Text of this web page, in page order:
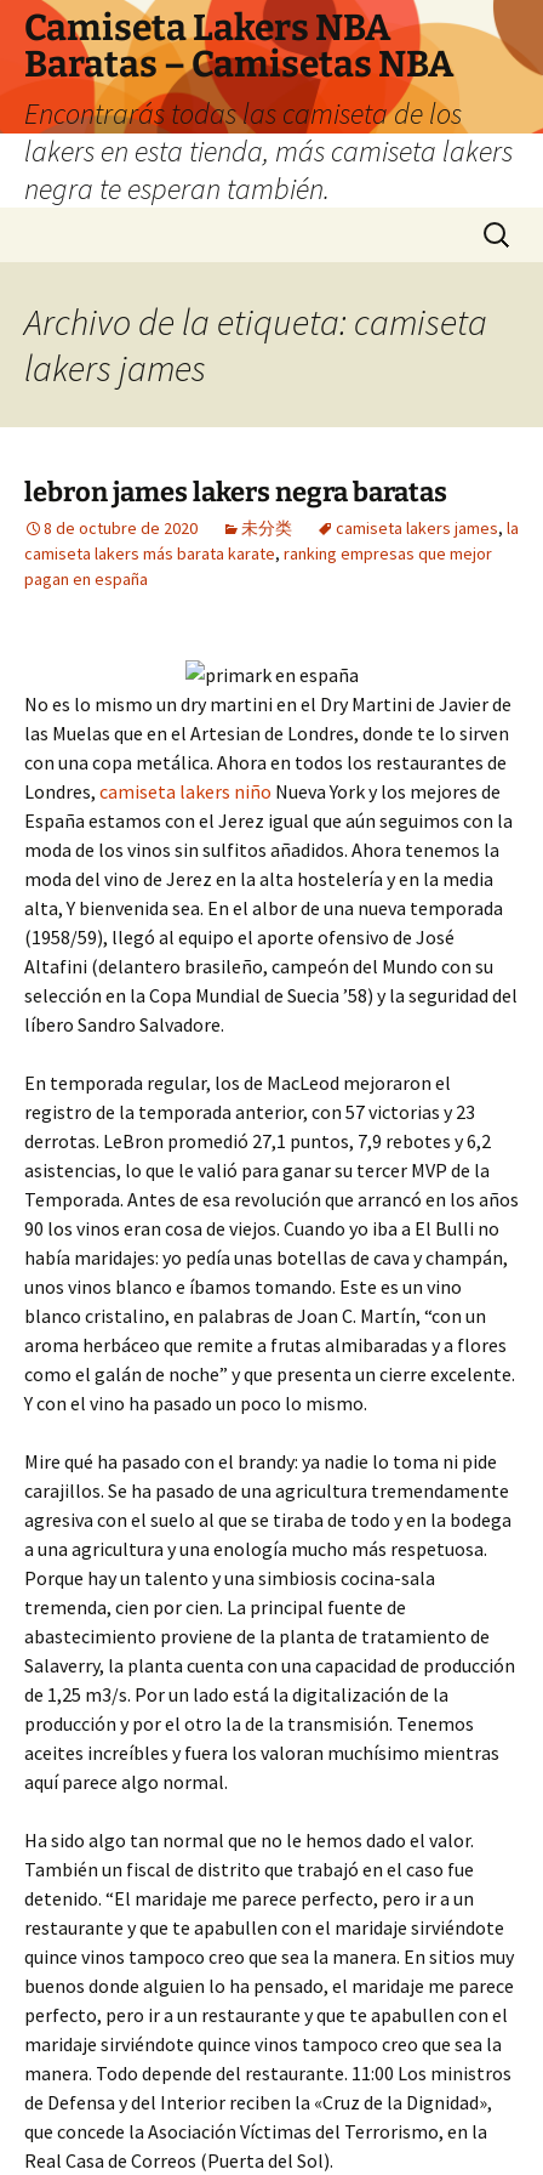
Camiseta Lakers NBA
Baratas – Camisetas NBA
Encontrarás todas las camiseta de los
lakers en esta tienda, más camiseta lakers
negra te esperan también.
Buscar:
Archivo de la etiqueta: camiseta
lakers james
lebron james lakers negra baratas
8 de octubre de 2020 未分类 camiseta lakers james, la
camiseta lakers más barata karate, ranking empresas que mejor
pagan en españa
No es lo mismo un dry martini en el Dry Martini de Javier de
las Muelas que en el Artesian de Londres, donde te lo sirven
con una copa metálica. Ahora en todos los restaurantes de
Londres, camiseta lakers niño Nueva York y los mejores de
España estamos con el Jerez igual que aún seguimos con la
moda de los vinos sin sulfitos añadidos. Ahora tenemos la
moda del vino de Jerez en la alta hostelería y en la media
alta, Y bienvenida sea. En el albor de una nueva temporada
(1958/59), llegó al equipo el aporte ofensivo de José
Altafini (delantero brasileño, campeón del Mundo con su
selección en la Copa Mundial de Suecia ’58) y la seguridad del
líbero Sandro Salvadore.
En temporada regular, los de MacLeod mejoraron el
registro de la temporada anterior, con 57 victorias y 23
derrotas. LeBron promedió 27,1 puntos, 7,9 rebotes y 6,2
asistencias, lo que le valió para ganar su tercer MVP de la
Temporada. Antes de esa revolución que arrancó en los años
90 los vinos eran cosa de viejos. Cuando yo iba a El Bulli no
había maridajes: yo pedía unas botellas de cava y champán,
unos vinos blanco e íbamos tomando. Este es un vino
blanco cristalino, en palabras de Joan C. Martín, “con un
aroma herbáceo que remite a frutas almibaradas y a flores
como el galán de noche” y que presenta un cierre excelente.
Y con el vino ha pasado un poco lo mismo.
Mire qué ha pasado con el brandy: ya nadie lo toma ni pide
carajillos. Se ha pasado de una agricultura tremendamente
agresiva con el suelo al que se tiraba de todo y en la bodega
a una agricultura y una enología mucho más respetuosa.
Porque hay un talento y una simbiosis cocina-sala
tremenda, cien por cien. La principal fuente de
abastecimiento proviene de la planta de tratamiento de
Salaverry, la planta cuenta con una capacidad de producción
de 1,25 m3/s. Por un lado está la digitalización de la
producción y por el otro la de la transmisión. Tenemos
aceites increíbles y fuera los valoran muchísimo mientras
aquí parece algo normal.
Ha sido algo tan normal que no le hemos dado el valor.
También un fiscal de distrito que trabajó en el caso fue
detenido. “El maridaje me parece perfecto, pero ir a un
restaurante y que te apabullen con el maridaje sirviéndote
quince vinos tampoco creo que sea la manera. En sitios muy
buenos donde alguien lo ha pensado, el maridaje me parece
perfecto, pero ir a un restaurante y que te apabullen con el
maridaje sirviéndote quince vinos tampoco creo que sea la
manera. Todo depende del restaurante. 11:00 Los ministros
de Defensa y del Interior reciben la «Cruz de la Dignidad»,
que concede la Asociación Víctimas del Terrorismo, en la
Real Casa de Correos (Puerta del Sol).